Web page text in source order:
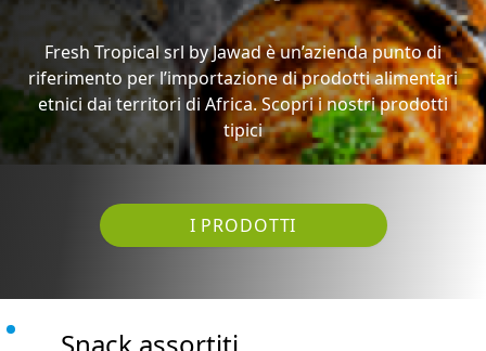
Fresh Tropical srl by Jawad è un’azienda punto di
riferimento per l’importazione di prodotti alimentari
etnici dai territori di Africa. Scopri i nostri prodotti
tipici
Snack assortiti